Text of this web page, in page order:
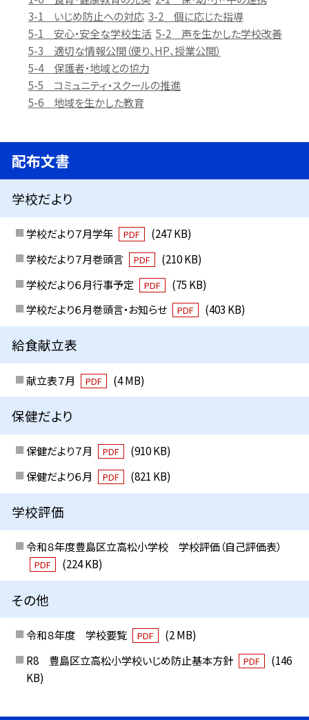
3-1 いじめ防止への対応 3-2 個に応じた指導
5-1 安心・安全な学校生活 5-2 声を生かした学校改善
5-3 適切な情報公開（便り、HP、授業公開）
5-4 保護者・地域との協力
5-5 コミュニティ・スクールの推進
5-6 地域を生かした教育
配布文書
学校だより
学校だより７月学年 PDF
(247 KB)
学校だより７月巻頭言
PDF
(210 KB)
学校だより６月行事予定
PDF
(75 KB)
学校だより６月巻頭言・お知らせ
PDF (403 KB)
給食献立表
献立表７月 PDF (4 MB)
保健だより
保健だより７月 PDF
(910 KB)
保健だより６月
PDF (821 KB)
学校評価
令和８年度豊島区立高松小学校 学校評価（自己評価表）
PDF (224 KB)
その他
令和８年度 学校要覧 PDF
(2 MB)
R8 豊島区立高松小学校いじめ防止基本方針
PDF
(146
KB)